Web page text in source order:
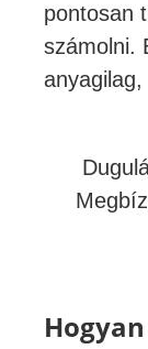
pontosan
számolni.